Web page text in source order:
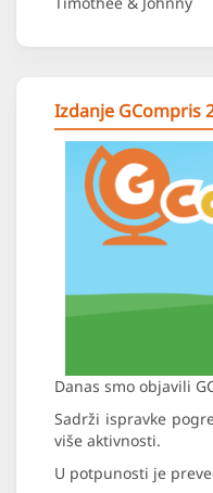
Izdanje GCompris
Danas smo objavili
Sadrži ispravke
više aktivnosti.
U potpunosti je